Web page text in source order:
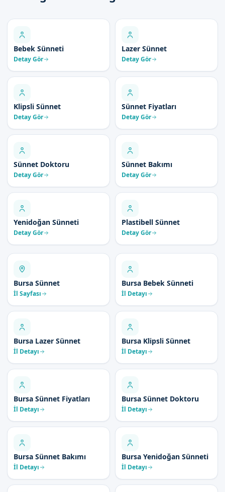
Bebek Sünneti
Detay Gör
Lazer Sünnet
Detay Gör
Klipsli Sünnet
Detay Gör
Sünnet Fiyatları
Detay Gör
Sünnet Doktoru
Detay Gör
Sünnet Bakımı
Detay Gör
Yenidoğan Sünneti
Detay Gör
Plastibell Sünnet
Detay Gör
Bursa Sünnet
İl Sayfası
Bursa Bebek Sünneti
İl Detayı
Bursa Lazer Sünnet
İl Detayı
Bursa Klipsli Sünnet
İl Detayı
Bursa Sünnet Fiyatları
İl Detayı
Bursa Sünnet Doktoru
İl Detayı
Bursa Sünnet Bakımı
İl Detayı
Bursa Yenidoğan Sünneti
İl Detayı